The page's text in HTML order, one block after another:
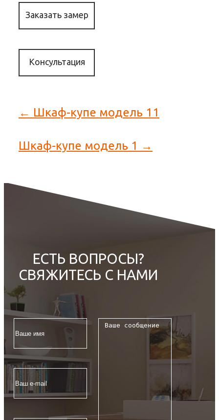
Заказать замер
Консультация
← Шкаф-купе модель 11
Шкаф-купе модель 1 →
ЕСТЬ ВОПРОСЫ?
СВЯЖИТЕСЬ С НАМИ